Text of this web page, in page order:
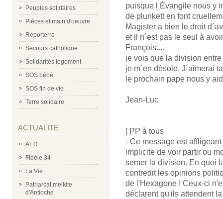
Peuples solidaires
Pièces et main d'oeuvre
Reporterre
Secours catholique
Solidarités logement
SOS bébé
SOS fin de vie
Terre solidaire
ACTUALITE
AED
Fidèle 34
La Vie
Patriarcat melkite
d'Antioche
puisque l Évangile nous y
de plunkett en font
Magister a bien le droit
et il n´est pas le seul à
François....
je vois que la division
je m´en désole. J´aimerai
le prochain pape nous y
Jean-Luc
[ PP à tous
- Ce message est
implicite de voir partir ou
semer la division. En quoi
contredit les opinions
de l'Hexagone ! Ceux-ci
déclarent qu'ils attendent